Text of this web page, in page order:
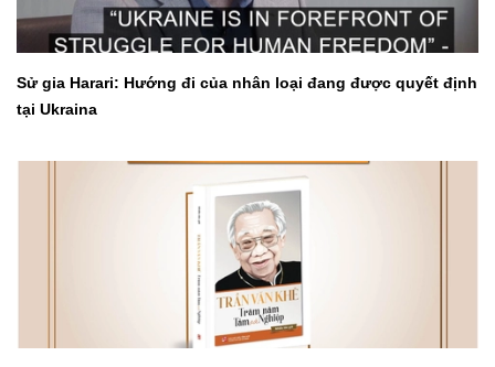
Sử gia Harari: Hướng đi của nhân loại đang được quyết định
tại Ukraina